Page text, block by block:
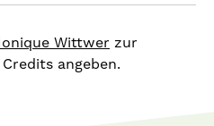
Wittwer zur
angeben.